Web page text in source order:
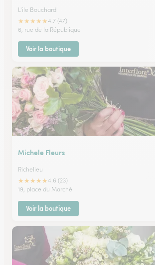
L'ile Bouchard
★★★★★4.7 (47)
6, rue de la République
Voir la boutique
Michele Fleurs
Richelieu
★★★★★4.6 (23)
19, place du Marché
Voir la boutique